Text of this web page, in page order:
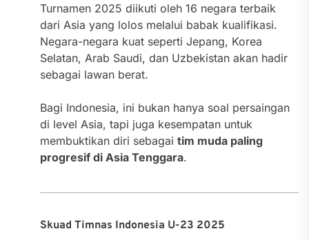
Turnamen 2025 diikuti oleh 16 negara terbaik
dari Asia yang lolos melalui babak kualifikasi.
Negara-negara kuat seperti Jepang, Korea
Selatan, Arab Saudi, dan Uzbekistan akan hadir
sebagai lawan berat.
Bagi Indonesia, ini bukan hanya soal persaingan
di level Asia, tapi juga kesempatan untuk
membuktikan diri sebagai tim muda paling
progresif di Asia Tenggara.
Skuad Timnas Indonesia U-23 2025